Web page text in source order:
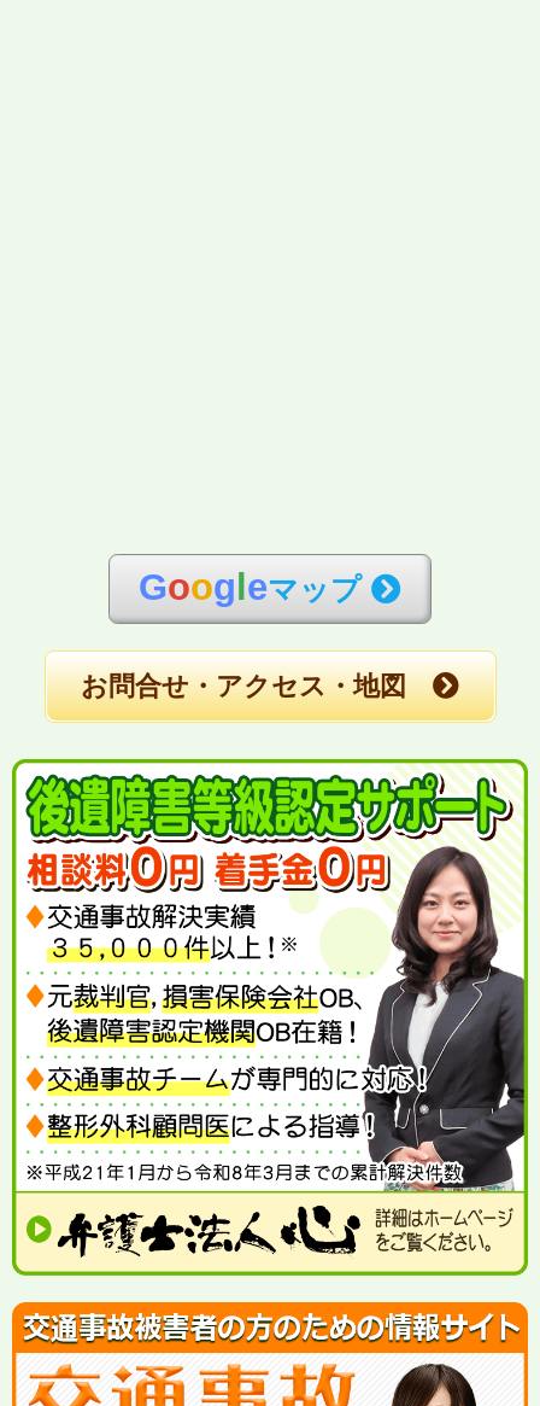
Goog eマップ
お問合せ・アクセス・地図